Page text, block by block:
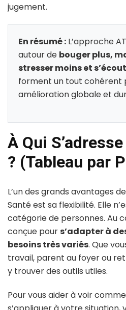
jugement.
En résumé : L’approche
autour de bouger plus,
stresser moins et
forment un tout cohérent
amélioration globale et
À Qui
? (Tableau par
L’un des grands avantages
Santé est sa flexibilité. Elle
catégorie de personnes. Au
conçue pours’adapter à
besoins très variés. Que
travail, parent au foyer ou
y trouver des outils utiles.
Pour vous aider à voir